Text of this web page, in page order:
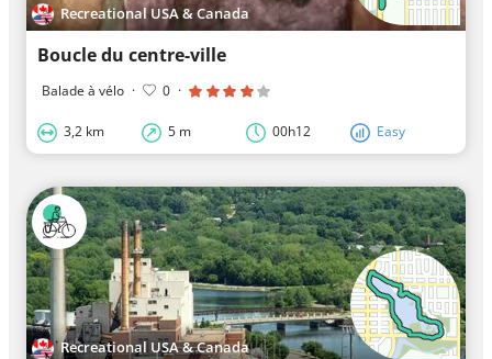
Recreational USA & Canada
Boucle du centre-ville
Balade à vélo · 0 ·
3,2 km 5 m 00h12 Easy
Recreational USA & Canada